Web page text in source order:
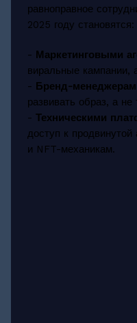
равноправное
2025 году становятся:
- Маркетинговыми
виральные кампании,
- Бренд-
развивать образ, а
- Техническими
доступ к
и NFT-механикам.